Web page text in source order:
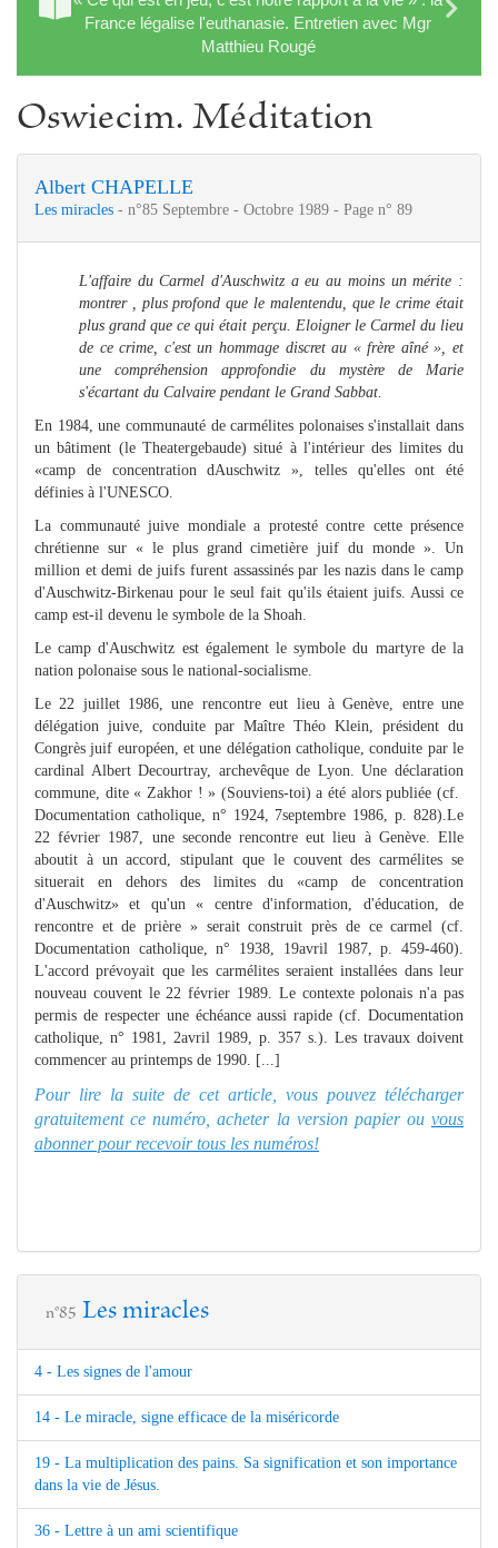
France légalise l'euthanasie. Entretien avec Mgr
Matthieu Rougé
Oswiecim. Méditation
Albert CHAPELLE
Les miracles - n°85 Septembre - Octobre 1989 - Page n° 89
L'affaire du Carmel d'Auschwitz a eu au moins un mérite :
montrer , plus profond que le malentendu, que le crime était
plus grand que ce qui était perçu. Eloigner le Carmel du lieu
de ce crime, c'est un hommage discret au « frère aîné », et
une compréhension approfondie du mystère de Marie
s'écartant du Calvaire pendant le Grand Sabbat.
En 1984, une communauté de carmélites polonaises s'installait dans
un bâtiment (le Theatergebaude) situé à l'intérieur des limites du
«camp de concentration dAuschwitz », telles qu'elles ont été
définies à l'UNESCO.
La communauté juive mondiale a protesté contre cette présence
chrétienne sur « le plus grand cimetière juif du monde ». Un
million et demi de juifs furent assassinés par les nazis dans le camp
d'Auschwitz-Birkenau pour le seul fait qu'ils étaient juifs. Aussi ce
camp est-il devenu le symbole de la Shoah.
Le camp d'Auschwitz est également le symbole du martyre de la
nation polonaise sous le national-socialisme.
Le 22 juillet 1986, une rencontre eut lieu à Genève, entre une
délégation juive, conduite par Maître Théo Klein, président du
Congrès juif européen, et une délégation catholique, conduite par le
cardinal Albert Decourtray, archevêque de Lyon. Une déclaration
commune, dite « Zakhor ! » (Souviens-toi) a été alors publiée (cf.
Documentation catholique, n° 1924, 7septembre 1986, p. 828).Le
22 février 1987, une seconde rencontre eut lieu à Genève. Elle
aboutit à un accord, stipulant que le couvent des carmélites se
situerait en dehors des limites du «camp de concentration
d'Auschwitz» et qu'un « centre d'information, d'éducation, de
rencontre et de prière » serait construit près de ce carmel (cf.
Documentation catholique, n° 1938, 19avril 1987, p. 459-460).
L'accord prévoyait que les carmélites seraient installées dans leur
nouveau couvent le 22 février 1989. Le contexte polonais n'a pas
permis de respecter une échéance aussi rapide (cf. Documentation
catholique, n° 1981, 2avril 1989, p. 357 s.). Les travaux doivent
commencer au printemps de 1990. [...]
Pour lire la suite de cet article, vous pouvez télécharger
gratuitement ce numéro, acheter la version papier ou vous
abonner pour recevoir tous les numéros!
n°85 Les miracles
4 - Les signes de l'amour
14 - Le miracle, signe efficace de la miséricorde
19 - La multiplication des pains. Sa signification et son importance
dans la vie de Jésus.
36 - Lettre à un ami scientifique